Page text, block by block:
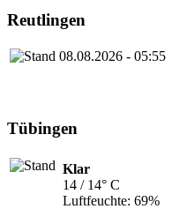
Reutlingen
Tübingen
Klar
14 / 14° C
Luftfeuchte: 69%